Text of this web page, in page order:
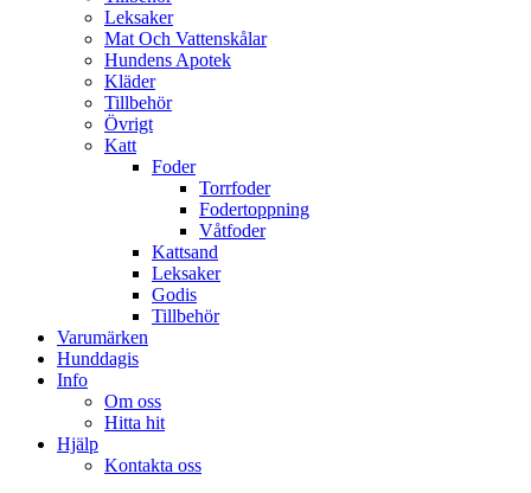
Leksaker
Mat Och Vattenskålar
Hundens Apotek
Kläder
Tillbehör
Övrigt
Katt
Foder
Torrfoder
Fodertoppning
Våtfoder
Kattsand
Leksaker
Godis
Tillbehör
Varumärken
Hunddagis
Info
Om oss
Hitta hit
Hjälp
Kontakta oss